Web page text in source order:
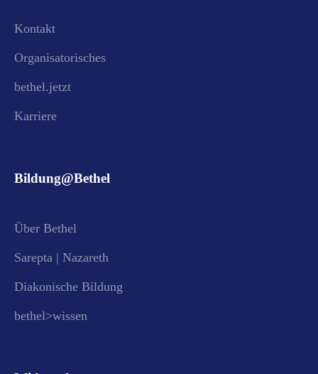
Kontakt
Organisatorisches
bethel.jetzt
Karriere
Bildung@Bethel
Über Bethel
Sarepta | Nazareth
Diakonische Bildung
bethel>wissen